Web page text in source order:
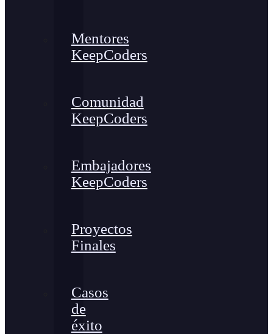
Mentores
KeepCoders
Comunidad
KeepCoders
Embajadores
KeepCoders
Proyectos
Finales
Casos
de
éxito